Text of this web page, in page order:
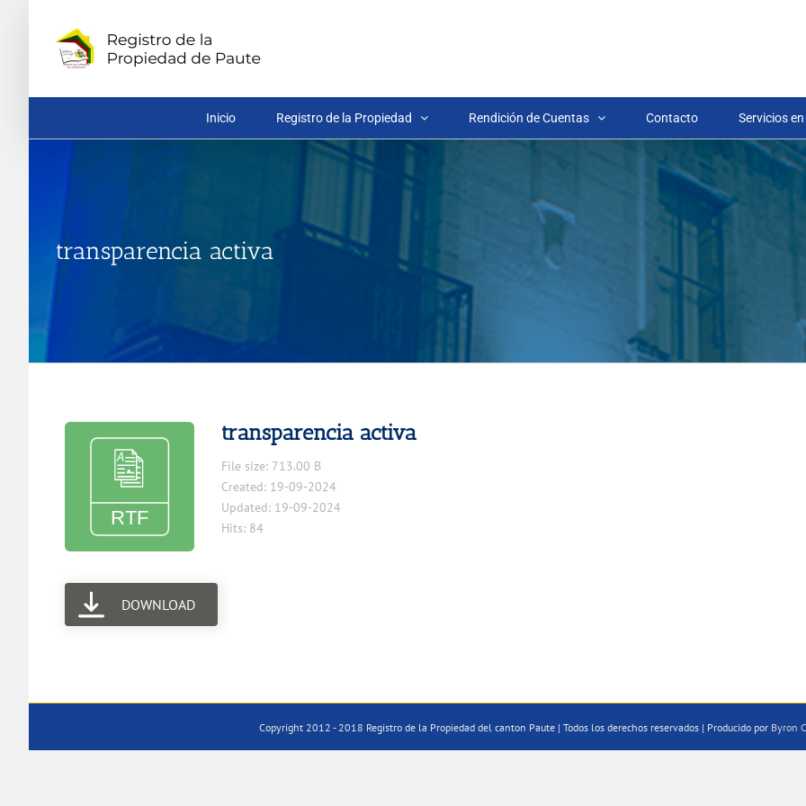
contenido
Inicio Registro de la Propiedad Rendición de Cuentas Contacto Servicios
transparencia activa
transparencia activa
File size: 713.00 B
Created: 19-09-2024
Updated: 19-09-2024
Hits: 84
DOWNLOAD
Copyright 2012 - 2018 Registro de la Propiedad del canton Paute | Todos los derechos reservados | Producido por Byron